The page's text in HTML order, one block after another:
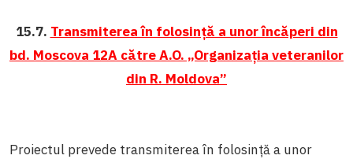
15.7. Transmiterea în folosință a unor încăperi din
bd. Moscova 12A către A.O. „Organizația veteranilor
din R. Moldova”
Proiectul prevede transmiterea în folosință a unor